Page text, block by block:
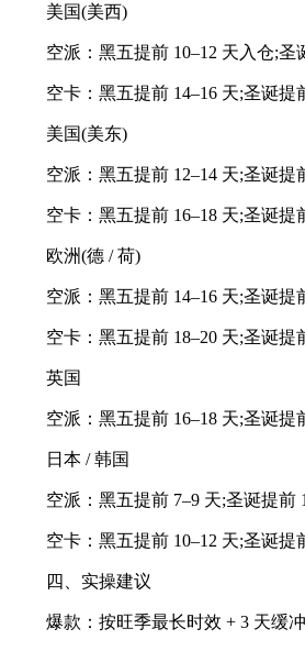
美国(美西)
空派：黑五提前 10–12 天入仓;圣
空卡：黑五提前 14–16 天;圣诞提
美国(美东)
空派：黑五提前 12–14 天;圣诞提
空卡：黑五提前 16–18 天;圣诞提
欧洲(德 / 荷)
空派：黑五提前 14–16 天;圣诞提
空卡：黑五提前 18–20 天;圣诞提
英国
空派：黑五提前 16–18 天;圣诞提
日本 / 韩国
空派：黑五提前 7–9 天;圣诞提前
空卡：黑五提前 10–12 天;圣诞提
四、实操建议
爆款：按旺季最长时效 + 3 天缓冲